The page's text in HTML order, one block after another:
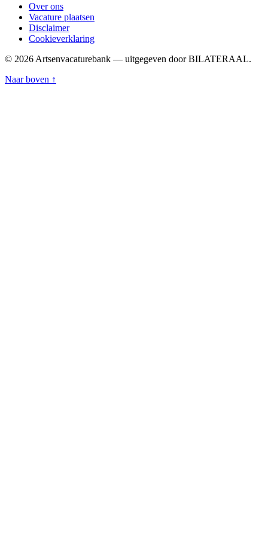
Over ons
Vacature plaatsen
Disclaimer
Cookieverklaring
© 2026 Artsenvacaturebank — uitgegeven door BILATERAAL.
Naar boven ↑